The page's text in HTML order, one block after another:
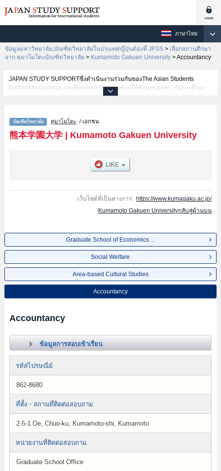
ภาษาไทย
ข้อมูลมหาวิทยาลัย,บัณฑิตวิทยาลัยในประเทศญี่ปุ่นต้องที่ JPSS > เลือกสถานศึกษา
จาก คุมาโมโตะบัณฑิตวิทยาลัย > Kumamoto Gakuen University >Accountancy
JAPAN STUDY SUPPORTซึ่งดำเนินงานร่วมกันของThe Asian Students
Cultural Association และBenesse Corporationให้ข้อมูลของสถาบันการศึกษา
ระดับมหาวิทยาลัย・บัณฑิตวิทยาลัย・วิทยาลัยระดับอนุปริญญา・วิทยาลัย
นักศึกษาต่างชาติเช่นGraduate School of Economics and
CommerceหรือSocial WelfareหรือArea-based Cultural
StudiesหรือAccountancy เป็นต้น,ข้อมูลของแต่ละสาขาวิจัย,ข้อมูลการสอบคัด
เป็นต้น,แนะนำสถานที่,การเดินทางเป็นต้นไว้ด้วยดังนั้นขอเชิญใช้บริการค้นหา
คุมาโมโตะ / เอกชน
熊本学園大学| Kumamoto Gakuen University
เว็บไซต์ที่เป็นทางการ: https://www.kumagaku.ac.jp/
Kumamoto Gakuen Universityกลับสู่ด้านบน
Graduate School of Economics ...
Social Welfare
Area-based Cultural Studies
Accountancy
Accountancy
ข้อมูลการสอบเข้าเรียน
รหัสไปรษณีย์
862-8680
ที่ตั้ง・สถานที่ติดต่อสอบถาม
2-5-1 Oe, Chuo-ku, Kumamoto-shi, Kumamoto
หน่วยงานที่ติดต่อสอบถาม
Graduate School Office